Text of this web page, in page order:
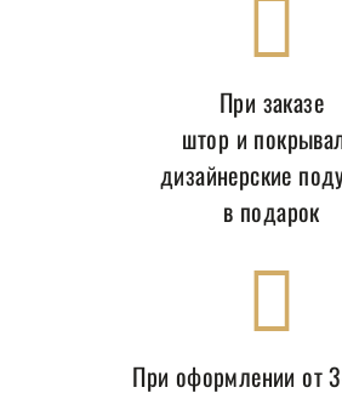
При заказе
штор и
дизайнерские
в подарок
При оформлении от